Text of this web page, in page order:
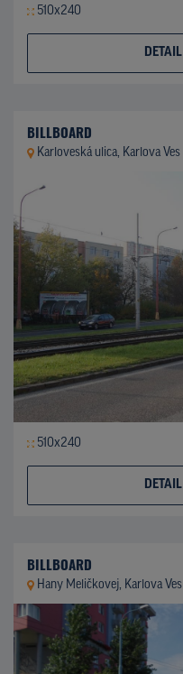
510x240
DETAIL
BILLBOARD
Karloveská ulica, Karlova Ves
510x240
DETAIL
BILLBOARD
Hany Meličkovej, Karlova Ves